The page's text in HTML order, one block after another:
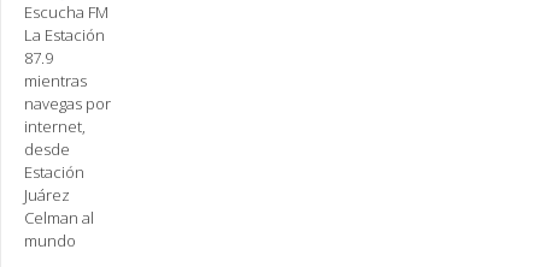
Escucha FM
La Estación
87.9
mientras
navegas por
internet,
desde
Estación
Juárez
Celman al
mundo